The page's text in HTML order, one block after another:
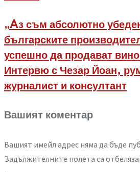
„Aз съм абсолютно
българските
успешно да продават
Интервю с Чезар Йоан,
журналист и консултант
Вашият коментар
Вашият имейл адрес няма да бъде
Задължителните полета са